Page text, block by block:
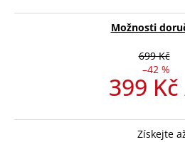
Možnosti
699 Kč
–42 %
399 Kč
cena:
Získejte
MEZZO